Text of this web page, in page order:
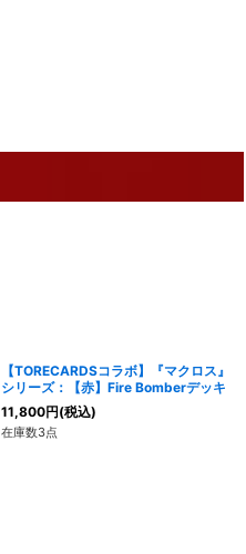
【TORECARDSコラボ】『マクロス』
シリーズ：【赤】Fire Bomberデッキ
11,800円(税込)
在庫数3点